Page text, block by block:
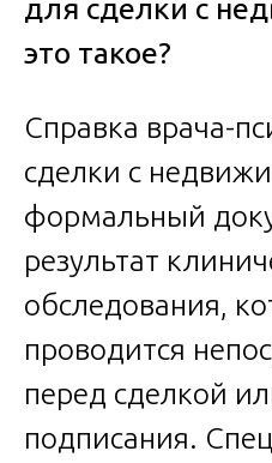
для сделки с
это такое?
Справка врача-
сделки с
формальный
результат
обследования,
проводится
перед сделкой
подписания.